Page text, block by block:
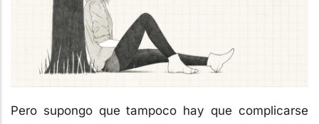
Pero supongo que tampoco hay que complicarse